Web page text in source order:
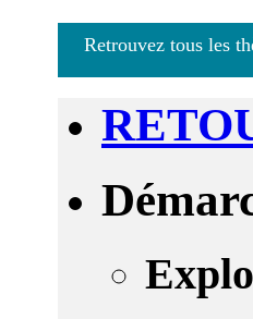
Retrouvez tous les